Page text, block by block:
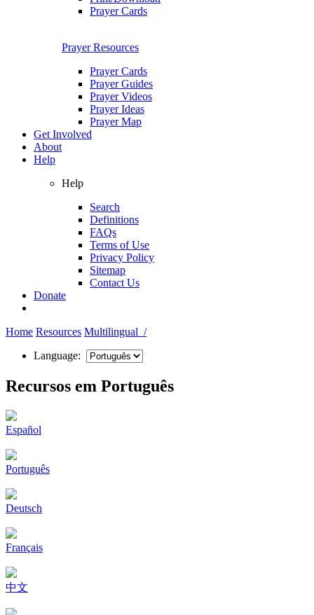
Prayer Cards
Prayer Resources
Prayer Cards
Prayer Guides
Prayer Videos
Prayer Ideas
Prayer Map
Get Involved
About
Help
Help
Search
Definitions
FAQs
Terms of Use
Privacy Policy
Sitemap
Contact Us
Donate
Home Resources Multilingual /
Language:
Recursos em Português
Español
Português
Deutsch
Français
中文